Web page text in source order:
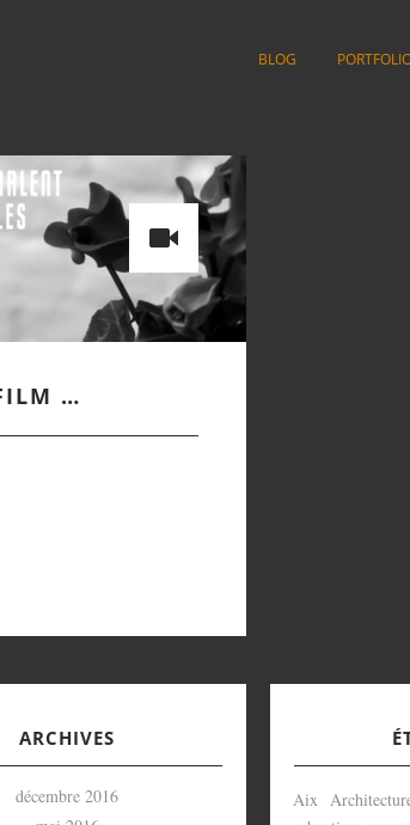
BLOG
…
ARCHIVES
décembre 2016
Aix